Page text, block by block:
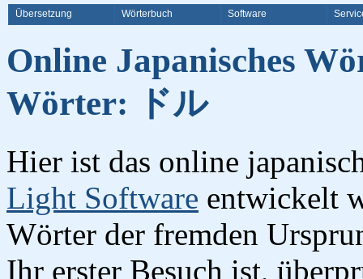
Übersetzung Wörterbuch Software
Online Japanisches
Wörter: ドル
Hier ist das online
Light Software entwickelt
Wörter der fremden
Ihr erster Besuch ist,